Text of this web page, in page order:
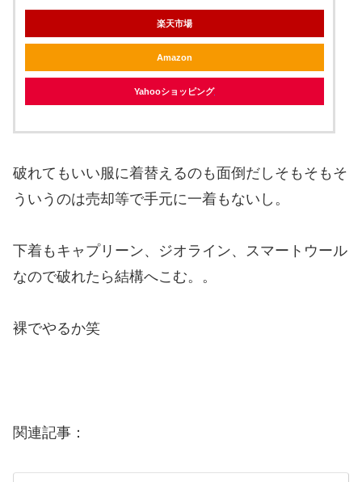
楽天市場
Amazon
Yahooショッピング
破れてもいい服に着替えるのも面倒だしそもそもそ
ういうのは売却等で手元に一着もないし。
下着もキャプリーン、ジオライン、スマートウール
なので破れたら結構へこむ。。
裸でやるか笑
関連記事：